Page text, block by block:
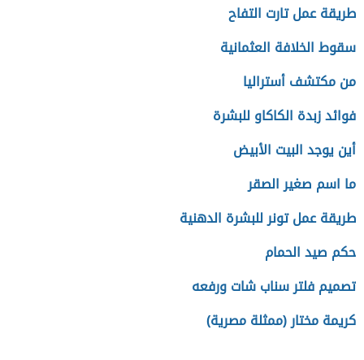
طريقة عمل تارت التفاح
سقوط الخلافة العثمانية
من مكتشف أستراليا
فوائد زبدة الكاكاو للبشرة
أين يوجد البيت الأبيض
ما اسم صغير الصقر
طريقة عمل تونر للبشرة الدهنية
حكم صيد الحمام
تصميم فلتر سناب شات ورفعه
كريمة مختار (ممثلة مصرية)